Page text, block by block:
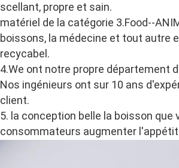
scellant, propre et sain.
matériel de la catégorie 3.Food--
boissons, la médecine et tout autre
recycabel.
4.We ont notre propre département
Nos ingénieurs ont sur 10 ans
client.
5. la conception belle la boisson
consommateurs augmenter